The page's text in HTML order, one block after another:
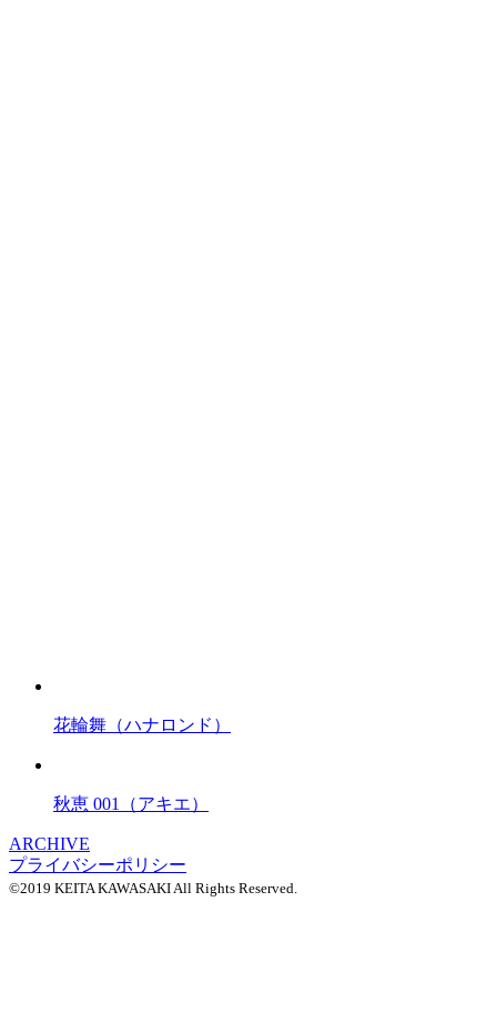
花輪舞（ハナロンド）
秋恵 001（アキエ）
ARCHIVE
プライバシーポリシー
©2019 KEITA KAWASAKI All Rights Reserved.